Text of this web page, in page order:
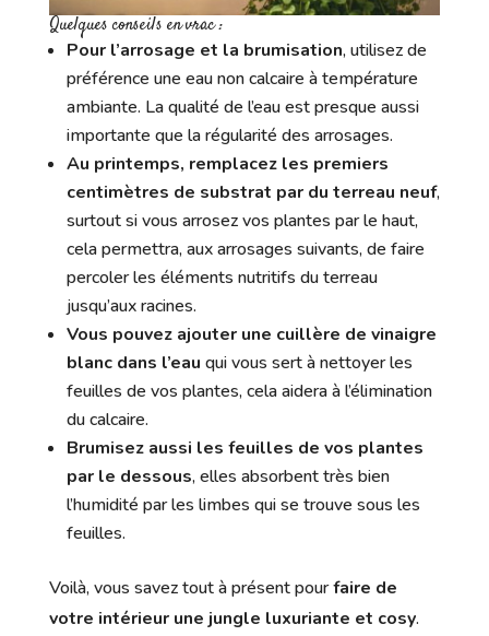
Quelques conseils en vrac :
Pour l’arrosage et la brumisation, utilisez de
préférence une eau non calcaire à température
ambiante. La qualité de l’eau est presque aussi
importante que la régularité des arrosages.
Au printemps, remplacez les premiers
centimètres de substrat par du terreau neuf,
surtout si vous arrosez vos plantes par le haut,
cela permettra, aux arrosages suivants, de faire
percoler les éléments nutritifs du terreau
jusqu’aux racines.
Vous pouvez ajouter une cuillère de vinaigre
blanc dans l’eau qui vous sert à nettoyer les
feuilles de vos plantes, cela aidera à l’élimination
du calcaire.
Brumisez aussi les feuilles de vos plantes
par le dessous, elles absorbent très bien
l’humidité par les limbes qui se trouve sous les
feuilles.
Voilà, vous savez tout à présent pourfaire de
votre intérieur une jungle luxuriante et cosy.